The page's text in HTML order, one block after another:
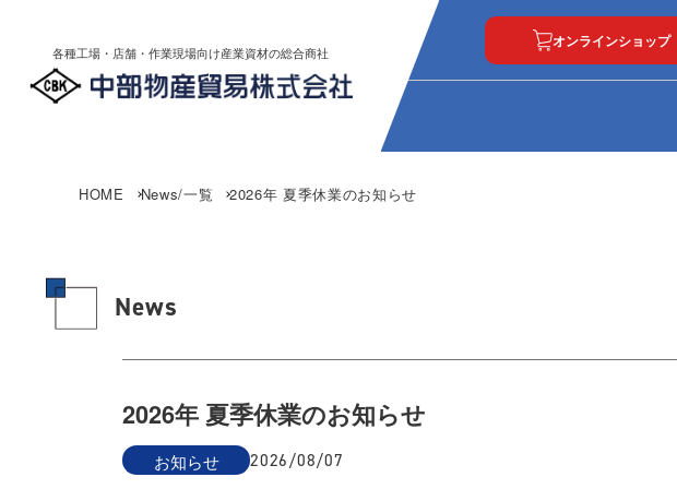
各種工場・店舗・作業現場向け産業資材の総合商社
オンラインショップ
HOME News/一覧 2026年 夏季休業のお知らせ
News
2026年 夏季休業のお知らせ
お知らせ 2026/08/07